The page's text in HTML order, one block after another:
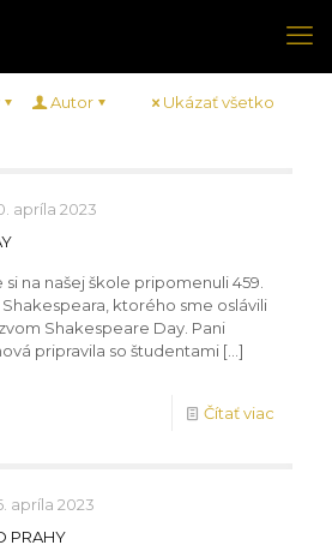
Autor Ukázať všetko
apríla 2023
na našej škole pripomenuli 459.
ktorého sme oslávili
Shakespeare Day. Pani
pripravila so študentami […]
Čítať viac
apríla 2023
PRAHY